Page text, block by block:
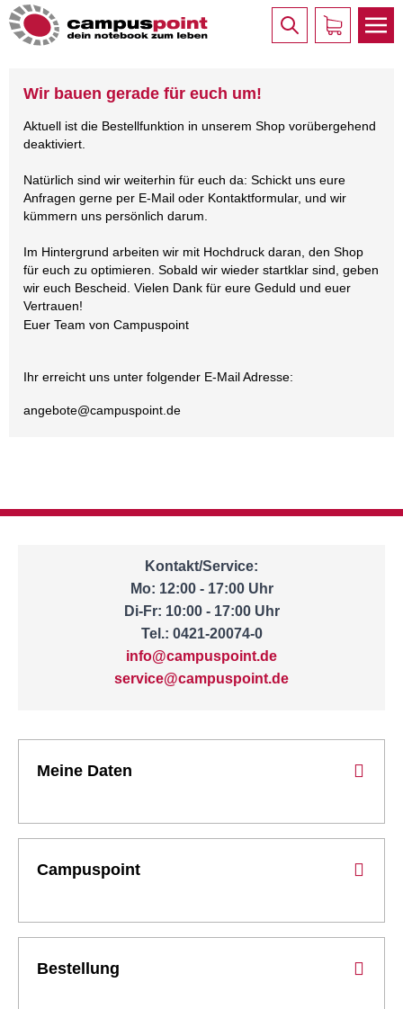
Wir bauen gerade für euch um!
Aktuell ist die Bestellfunktion in unserem Shop vorübergehend
deaktiviert.
Natürlich sind wir weiterhin für euch da: Schickt uns eure
Anfragen gerne per E-Mail oder Kontaktformular, und wir
kümmern uns persönlich darum.
Im Hintergrund arbeiten wir mit Hochdruck daran, den Shop
für euch zu optimieren. Sobald wir wieder startklar sind, geben
wir euch Bescheid. Vielen Dank für eure Geduld und euer
Vertrauen!
Euer Team von Campuspoint
Ihr erreicht uns unter folgender E-Mail Adresse:
angebote@campuspoint.de
Kontakt/Service:
Mo: 12:00 - 17:00 Uhr
Di-Fr: 10:00 - 17:00 Uhr
Tel.: 0421-20074-0
info@campuspoint.de
service@campuspoint.de
Meine Daten
Campuspoint
Bestellung